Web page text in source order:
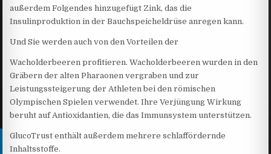
außerdem Folgendes hinzugefügt Zink, das die
Insulinproduktion in der Bauchspeicheldrüse anregen kann.
Und Sie werden auch von den Vorteilen der
Wacholderbeeren profitieren. Wacholderbeeren wurden in den
Gräbern der alten Pharaonen vergraben und zur
Leistungssteigerung der Athleten bei den römischen
Olympischen Spielen verwendet. Ihre Verjüngung Wirkung
beruht auf Antioxidantien, die das Immunsystem unterstützen.
GlucoTrust enthält außerdem mehrere schlaffördernde
Inhaltsstoffe.